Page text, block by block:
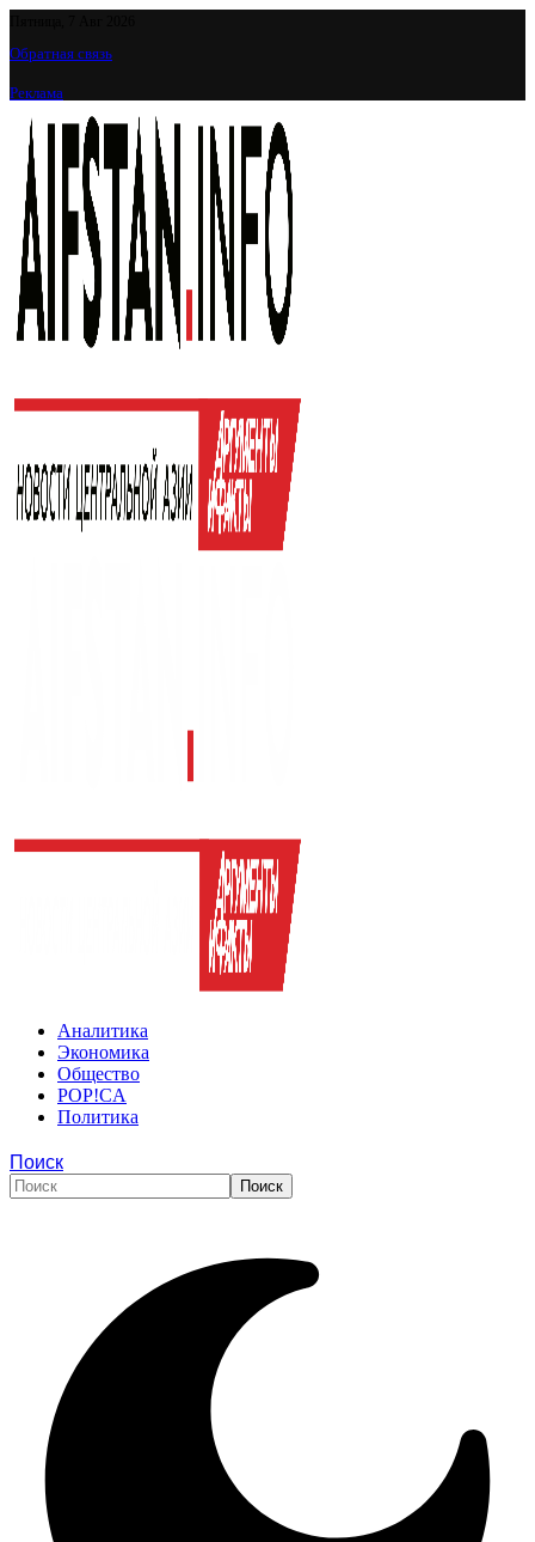
Обратная связь
Реклама
Аналитика
Экономика
Общество
POP!CA
Политика
Поиск